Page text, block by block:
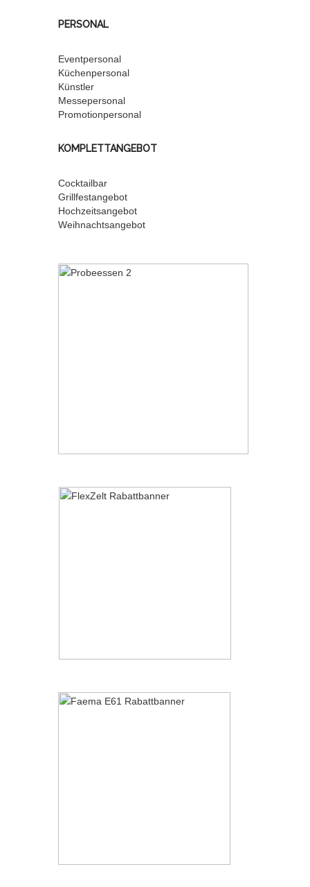
PERSONAL
Eventpersonal
Küchenpersonal
Künstler
Messepersonal
Promotionpersonal
KOMPLETTANGEBOT
Cocktailbar
Grillfestangebot
Hochzeitsangebot
Weihnachtsangebot